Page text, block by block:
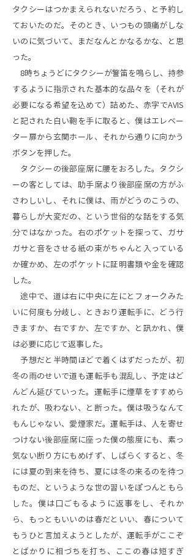
タクシーはつかまえられないだろう、と予約し
ておいたのだ。そのとき、いつもの頭痛がしな
いのに気づいて、まだなんとかなるかな、と思
った。
8時ちょうどにタクシーが警笛を鳴らし、持参
するように指示された基本的な品々を（それが
必要になる希望を込めて）詰めた、赤字でAVIS
と記された白い鞄を手に取ると、僕はエレベー
ター扉から玄関ホール、それから通りに向かう
ボタンを押した。
タクシーの後部座席に腰をおろした。タクシ
ーの客としては、助手席より後部座席の方がふ
さわしいし、それに僕は、雨がどうのこうの、
暮らしが大変だの、という世俗的な話をする気
分ではなかった。右のポケットを探って、ガサ
ガサと音をさせる紙の束がちゃんと入っている
か確かめ、左のポケットに証明書類や金を確認
した。
途中で、道は右に中央に左にとフォークみた
いに何度も分岐し、ときおり運転手に、どう行
きますか、右ですか、左ですか、と訊かれ、僕
は必要に応じて返事した。
予想だと半時間ほどで着くはずだったが、初
冬の雨のせいで道も運転手も混乱し、予定はど
んどん延びていった。運転手に煙草をすすめら
れたが、吸わない、と断った。僕は吸うなんて
もんじゃない、愛煙家だ。運転手は、人を寄せ
つけない後部座席に座った僕の態度にも、素っ
気ない断り方にもめげず、しばらくすると、冬
には夏の到来を待ち、夏には冬の来るのを待つ
ものだ、というような世の習いをぽつんともら
した。僕は口ごもるように返事をし、それか
ら、もっともいいのは春だといい、春について
もうひと言加えようとしたが、運転手がここぞ
とばかりに相づちを打ち、ここの春は短すぎ